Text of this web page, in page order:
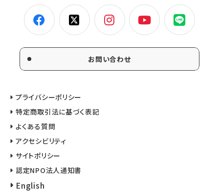
お問い合わせ
プライバシーポリシー
特定商取引法に基づく表記
よくある質問
アクセシビリティ
サイトポリシー
認定NPO法人通知書
English